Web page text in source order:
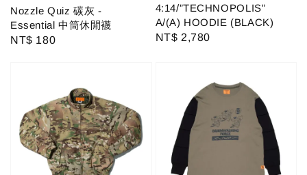
Nozzle Quiz 碳灰 -
Essential 中筒休閒襪
Regular
NT$ 180
4:14/”TECHNOPOLIS”
A/(A) HOODIE (BLACK)
Regular
NT$ 2,780